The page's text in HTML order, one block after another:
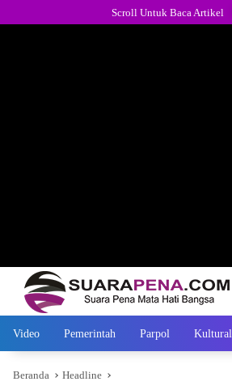
ke
Scroll Untuk Baca Artikel
Video Pemerintah Parpol Kultural
Beranda Headline